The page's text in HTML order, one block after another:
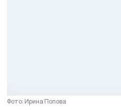
Фото: Ирина Попова